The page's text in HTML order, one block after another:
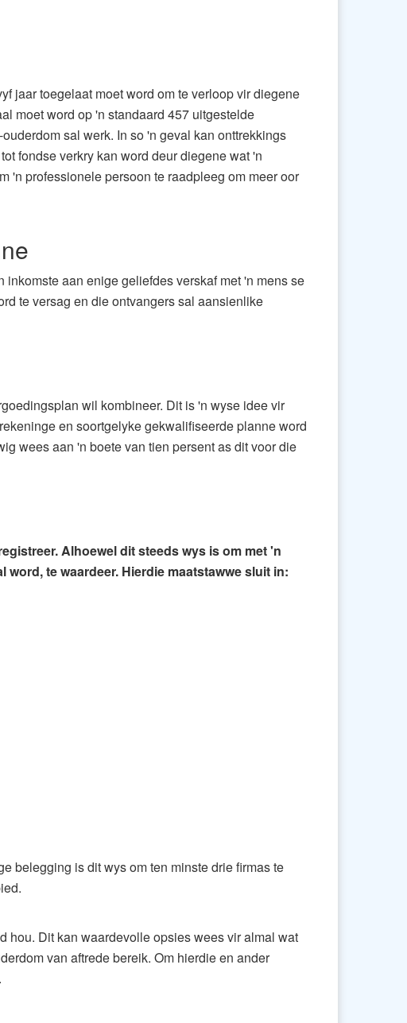
jaar toegelaat moet word om te verloop vir diegene
moet word op 'n standaard 457 uitgestelde
sal werk. In so 'n geval kan onttrekkings
fondse verkry kan word deur diegene wat 'n
'n professionele persoon te raadpleeg om meer oor
aan enige geliefdes verskaf met 'n mens se
te versag en die ontvangers sal aansienlike
wil kombineer. Dit is 'n wyse idee vir
en soortgelyke gekwalifiseerde planne word
wees aan 'n boete van tien persent as dit voor die
Alhoewel dit steeds wys is om met 'n
te waardeer. Hierdie maatstawwe sluit in:
belegging is dit wys om ten minste drie firmas te
hou. Dit kan waardevolle opsies wees vir almal wat
van aftrede bereik. Om hierdie en ander